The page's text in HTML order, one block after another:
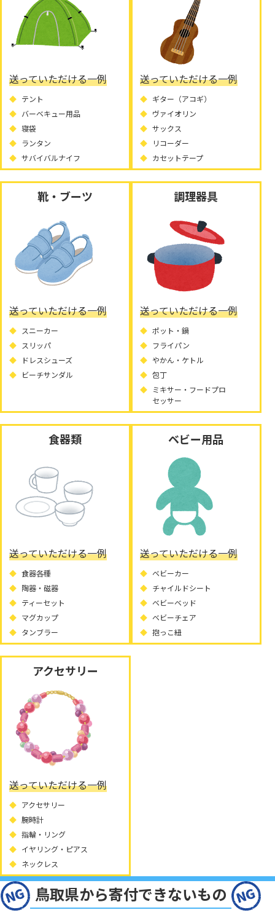
送っていただける一例
テント
バーベキュー用品
寝袋
ランタン
サバイバルナイフ
送っていただける一例
ギター（アコギ）
ヴァイオリン
サックス
リコーダー
カセットテープ
靴・ブーツ
送っていただける一例
スニーカー
スリッパ
ドレスシューズ
ビーチサンダル
調理器具
送っていただける一例
ポット・鍋
フライパン
やかん・ケトル
包丁
ミキサー・フードプロ
セッサー
食器類
送っていただける一例
食器各種
陶器・磁器
ティーセット
マグカップ
タンブラー
ベビー用品
送っていただける一例
ベビーカー
チャイルドシート
ベビーベッド
ベビーチェア
抱っこ紐
アクセサリー
送っていただける一例
アクセサリー
腕時計
指輪・リング
イヤリング・ピアス
ネックレス
鳥取県から寄付できないもの